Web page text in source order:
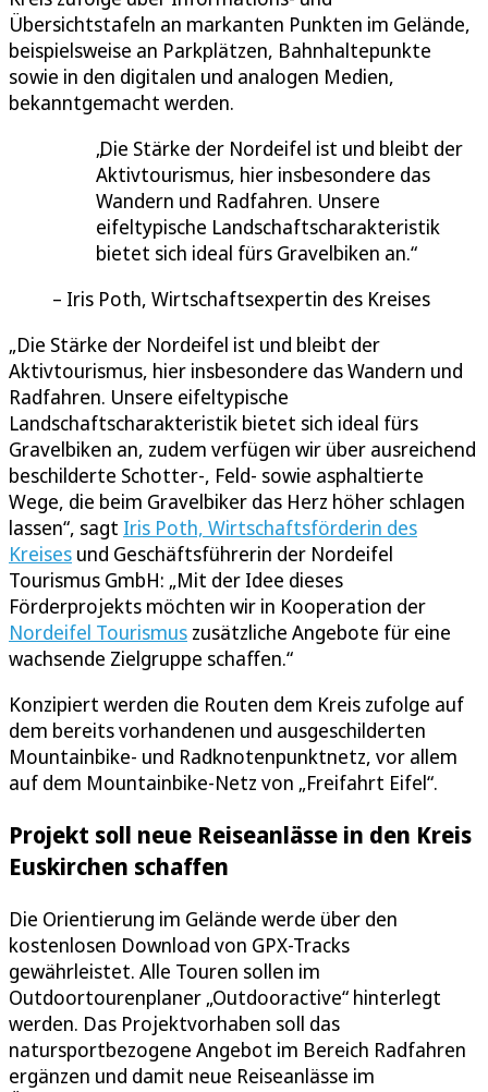
Übersichtstafeln an markanten Punkten im Gelände,
beispielsweise an Parkplätzen, Bahnhaltepunkte
sowie in den digitalen und analogen Medien,
bekanntgemacht werden.
Die Stärke der Nordeifel ist und bleibt der
Aktivtourismus, hier insbesondere das
Wandern und Radfahren. Unsere
eifeltypische Landschaftscharakteristik
bietet sich ideal fürs Gravelbiken an.
Iris Poth, Wirtschaftsexpertin des Kreises
„Die Stärke der Nordeifel ist und bleibt der
Aktivtourismus, hier insbesondere das Wandern und
Radfahren. Unsere eifeltypische
Landschaftscharakteristik bietet sich ideal fürs
Gravelbiken an, zudem verfügen wir über ausreichend
beschilderte Schotter-, Feld- sowie asphaltierte
Wege, die beim Gravelbiker das Herz höher schlagen
lassen“, sagt Iris Poth, Wirtschaftsförderin des
Kreises und Geschäftsführerin der Nordeifel
Tourismus GmbH: „Mit der Idee dieses
Förderprojekts möchten wir in Kooperation der
Nordeifel Tourismus zusätzliche Angebote für eine
wachsende Zielgruppe schaffen.“
Konzipiert werden die Routen dem Kreis zufolge auf
dem bereits vorhandenen und ausgeschilderten
Mountainbike- und Radknotenpunktnetz, vor allem
auf dem Mountainbike-Netz von „Freifahrt Eifel“.
Projekt soll neue Reiseanlässe in den Kreis
Euskirchen schaffen
Die Orientierung im Gelände werde über den
kostenlosen Download von GPX-Tracks
gewährleistet. Alle Touren sollen im
Outdoortourenplaner „Outdooractive“ hinterlegt
werden. Das Projektvorhaben soll das
natursportbezogene Angebot im Bereich Radfahren
ergänzen und damit neue Reiseanlässe im